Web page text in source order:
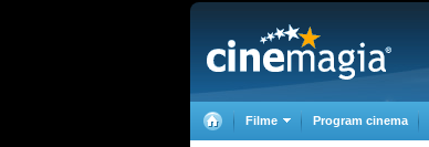
Filme Program cinema